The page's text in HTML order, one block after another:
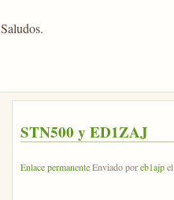
Saludos.
STN500 y ED1ZAJ
Enlace permanenteEnviado poreb1ajpel